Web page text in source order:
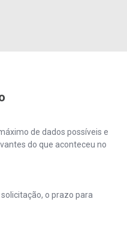
de dados possíveis e
do que aconteceu no
o prazo para